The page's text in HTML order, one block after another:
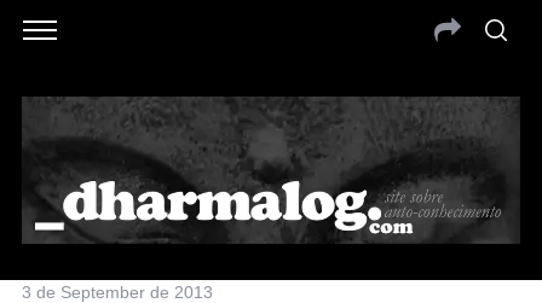
3 de September de 2013